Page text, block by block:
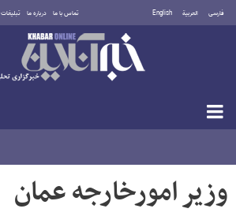
فارسی العربية English تماس با ما درباره ما تبلیغات
شنبه ۱۷ مرداد ۱۴۰۵
وزیر امورخارجه عمان